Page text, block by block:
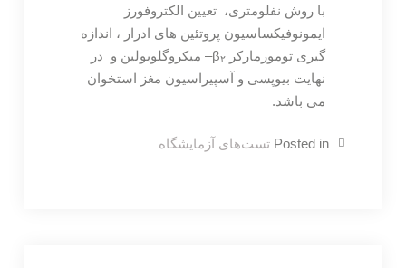
با روش نفلومتری، تعیین الکتروفورز
ایمونوفیکساسیون پروتئین های ادرار ، اندازه
گیری تومورمارکر β۲
– میکروگلوبولین و در
نهایت بیوپسی و آسپیراسیون مغز استخوان
می باشد.
Posted in تست‌های آزمایشگاه